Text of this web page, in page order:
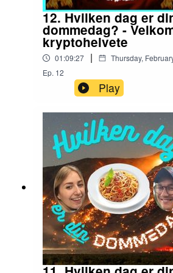
12. Hvilken dag er
dommedag? -
kryptohelvete
01:09:27 | Thursday,
Ep. 12
Play